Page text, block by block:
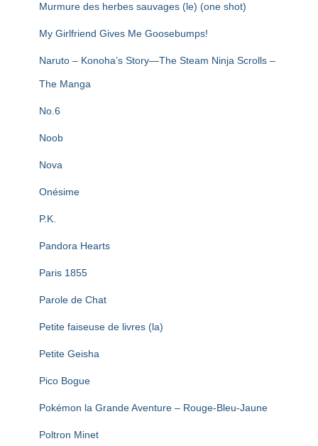
Murmure des herbes sauvages (le) (one shot)
My Girlfriend Gives Me Goosebumps!
Naruto – Konoha’s Story—The Steam Ninja Scrolls –
The Manga
No.6
Noob
Nova
Onésime
P.K.
Pandora Hearts
Paris 1855
Parole de Chat
Petite faiseuse de livres (la)
Petite Geisha
Pico Bogue
Pokémon la Grande Aventure – Rouge-Bleu-Jaune
Poltron Minet